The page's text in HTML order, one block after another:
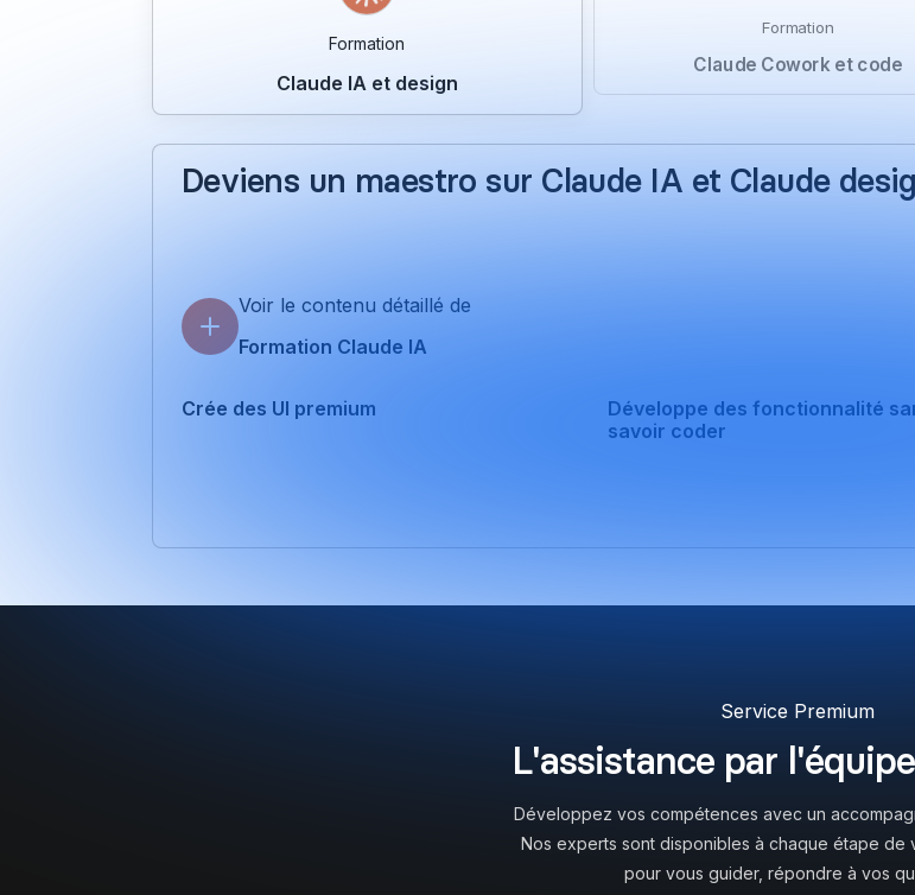
Formation
Claude IA et design
Formation
Claude Cowork et code
Deviens un maestro sur Claude IA et Claude
Voir le contenu détaillé de
Formation Claude IA
Crée des UI premium
Développe des fonctionnalité
savoir coder
Service Premium
L'assistance par
Développez vos compétences avec un
Nos experts sont disponibles à chaque étape de
pour vous guider, répondre à vos